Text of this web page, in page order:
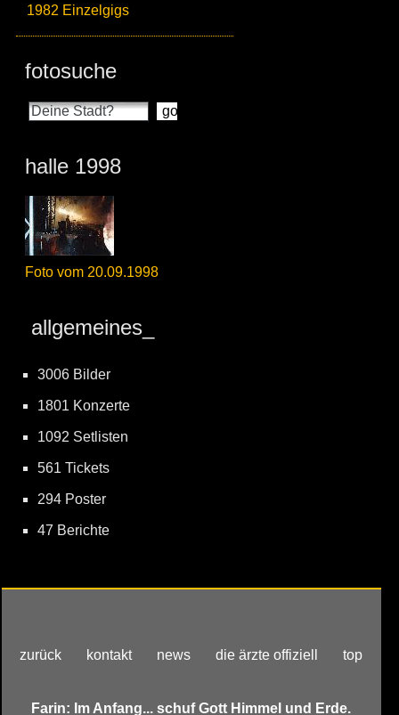
1982 Einzelgigs
fotosuche
halle 1998
Foto vom 20.09.1998
allgemeines_
3006 Bilder
1801 Konzerte
1092 Setlisten
561 Tickets
294 Poster
47 Berichte
zurück kontakt news die ärzte offiziell top
Farin: Im Anfang... schuf Gott Himmel und Erde.